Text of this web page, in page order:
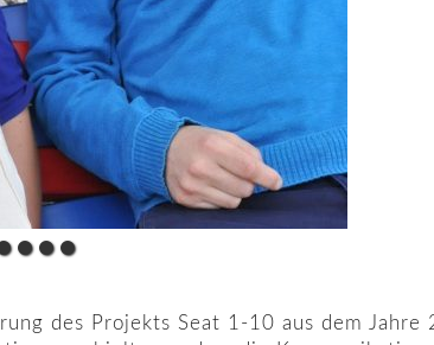
des Projekts Seat 1-10 aus dem Jahre